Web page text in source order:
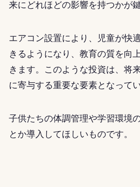
来にどれほどの影響を持つかが
エアコン設置により、児童が快
きるようになり、教育の質を向
きます。このような投資は、将
に寄与する重要な要素となって
子供たちの体調管理や学習環境
とか導入してほしいものです。